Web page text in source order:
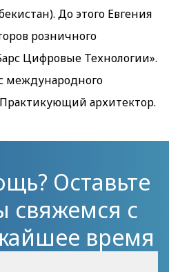
До этого Евгения
розничного
Цифровые Технологии».
международного
архитектор.
Оставьте
свяжемся с
время